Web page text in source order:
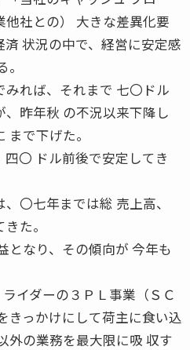
社との） 大きな差異化要
状況の中で、経営に安定感
れば、それまで 七〇ドル
昨年秋 の不況以来下降し
で下げた。
〇 ドル前後で安定してき
〇七年までは総 売上高、
た。
となり、その傾向が 今年も
イダーの３ＰＬ事業（ＳＣ
きっかけにして荷主に食い込
外の業務を最大限に吸 収す